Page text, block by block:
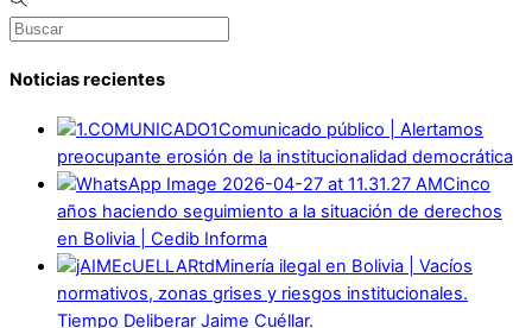
Noticias recientes
Comunicado público | Alertamos
preocupante erosión de la institucionalidad democrática
Cinco
años haciendo seguimiento a la situación de derechos
en Bolivia | Cedib Informa
Minería ilegal en Bolivia | Vacíos
normativos, zonas grises y riesgos institucionales.
Tiempo Deliberar Jaime Cuéllar.